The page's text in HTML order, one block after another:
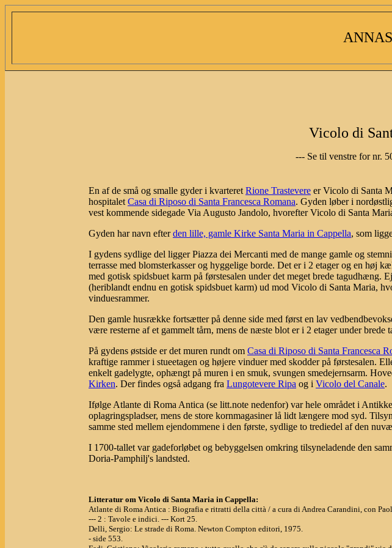
Vicolo di
--- Se til venstre for nr.
En af de små og smalle gyder i kvarteret Rione Trastevere er Vicolo di Santa
hospitalet Casa di Riposo di Santa Francesca Romana. Gyden løber i
vest kommende sidegade Via Augusto Jandolo, hvorefter Vicolo di Santa
Gyden har navn efterden lille, gamle Kirke Santa Maria in Cappella, som
I gydens sydlige del ligger Piazza dei Mercanti med de mange gamle og
terrasse med blomsterkasser og hyggelige borde. Det er i 2 etager og en høj
med gotisk spidsbuet karm på førstesalen under det meget brede tagudhæng.
(heriblandt endnu en gotisk spidsbuet karm) ud mod Vicolo di Santa Maria,
vinduesrammer.
Den gamle husrække fortsætter på denne side med først en lav
være resterne af et gammelt tårn, mens de næste blot er i 2 etager under
På gydens østside er det muren rundt om Casa di Riposo di Santa Francesca
kraftige rammer i stueetagen og højere vinduer med skodder på førstesalen.
enkelt gadelygte, ophængt på muren i en smuk, svungen smedejernsarm.
Kirken. Der findes også adgang fra Lungotevere Ripa og i Vicolo del Canale.
Ifølge Atlante di Roma Antica (se litt.note nedenfor) var hele området i
oplagringspladser, mens de store kornmagasiner lå lidt længere mod syd.
samme sted mellem ejendommene i den første, sydlige to trediedel af den
I 1700-tallet var gadeforløbet og bebyggelsen omkring tilsyneladende den
Doria-Pamphilj's landsted.
Litteratur om Vicolo di Santa Maria in Cappella:
Atlante di Roma Antica : Biografia e ritratti della città / a cura di Andrea Carandini, con
--- 2 : Tavole e indici. --- Kort 25.
Delli, Sergio: Le strade di Roma. Newton Compton editori, 1975.
- side 553.